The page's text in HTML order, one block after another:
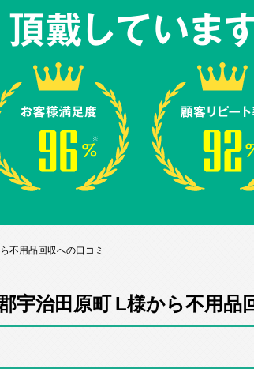
頂戴していま
不用品回収への口コミ
宇治田原町 L様から不用品